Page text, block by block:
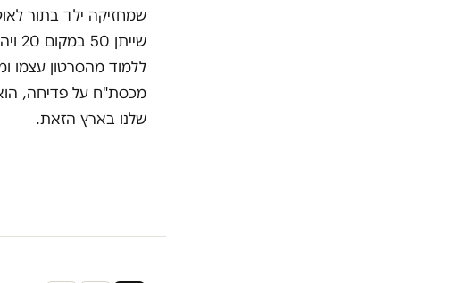
שמחזיקה ילד בתור
ללמוד מהסרטון עצמו
מכסת"ח על פדיחה,
שלנו בארץ הזאת.